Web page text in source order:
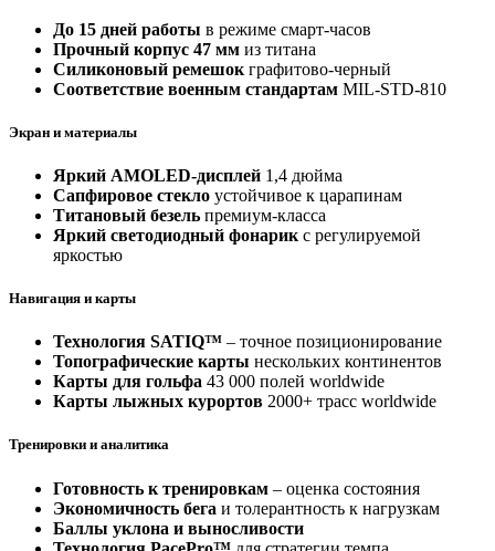
До 15 дней работы в режиме смарт-часов
Прочный корпус 47 мм из титана
Силиконовый ремешок графитово-черный
Соответствие военным стандартам MIL-STD-810
Экран и материалы
Яркий AMOLED-дисплей 1,4 дюйма
Сапфировое стекло устойчивое к царапинам
Титановый безель премиум-класса
Яркий светодиодный фонарик с регулируемой
яркостью
Навигация и карты
Технология SATIQ™ – точное позиционирование
Топографические карты нескольких континентов
Карты для гольфа 43 000 полей worldwide
Карты лыжных курортов 2000+ трасс worldwide
Тренировки и аналитика
Готовность к тренировкам – оценка состояния
Экономичность бега и толерантность к нагрузкам
Баллы уклона и выносливости